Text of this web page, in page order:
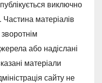
виключно
матеріалів
або надіслані
матеріали
сайту не